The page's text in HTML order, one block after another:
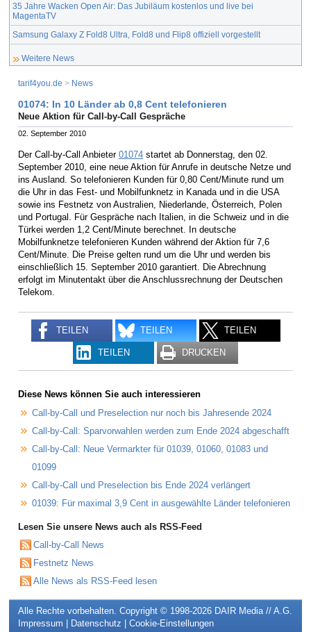
35 Jahre Wacken Open Air: Das Jubiläum kostenlos und live bei
MagentaTV
Samsung Galaxy Z Fold8 Ultra, Fold8 und Flip8 offiziell vorgestellt
Weitere News
tarif4you.de > News
01074: In 10 Länder ab 0,8 Cent telefonieren
Neue Aktion für Call-by-Call Gespräche
02. September 2010
Der Call-by-Call Anbieter 01074 startet ab Donnerstag, den 02.
September 2010, eine neue Aktion für Anrufe in deutsche Netze und
ins Ausland. So telefonieren Kunden für 0,80 Cent/Minute rund um
die Uhr in das Fest- und Mobilfunknetz in Kanada und in die USA
sowie ins Festnetz von Australien, Niederlande, Österreich, Polen
und Portugal. Für Gespräche nach Italien, in die Schweiz und in die
Türkei werden 1,2 Cent/Minute berechnet. In deutsche
Mobilfunknetze telefonieren Kunden während der Aktion für 7,6
Cent/Minute. Die Preise gelten rund um die Uhr und werden bis
einschließlich 15. September 2010 garantiert. Die Abrechnung
erfolgt im Minutentakt über die Anschlussrechnung der Deutschen
Telekom.
TEILEN TEILEN TEILEN
TEILEN DRUCKEN
Diese News können Sie auch interessieren
Call-by-Call und Preselection nur noch bis Jahresende 2024
Call-by-Call: Sparvorwahlen werden zum Ende 2024 abgeschafft
Call-by-Call: Neue Vermarkter für 01039, 01060, 01083 und
01099
Call-by-Call und Preselection bis Ende 2024 verlängert
01039: Für maximal 3,9 Cent in ausgewählte Länder telefonieren
Lesen Sie unsere News auch als RSS-Feed
Call-by-Call News
Festnetz News
Alle News als RSS-Feed lesen
Alle Rechte vorbehalten. Copyright © 1998-2026 DAIR Media // A.G.
Impressum
Datenschutz Cookie-Einstellungen